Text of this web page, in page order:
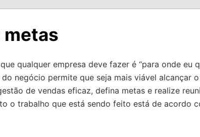
metas
qualquer empresa deve fazer é “para onde eu
negócio permite que seja mais viável alcançar
de vendas eficaz, defina metas e realize
o trabalho que está sendo feito está de acordo